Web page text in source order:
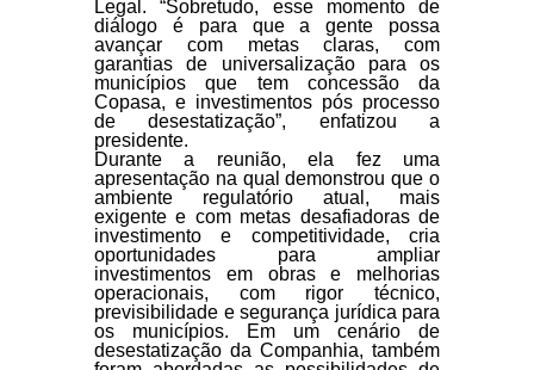
Legal. “Sobretudo, esse momento de
diálogo é para que a gente possa
avançar com metas claras, com
garantias de universalização para os
municípios que tem concessão da
Copasa, e investimentos pós processo
de desestatização”, enfatizou a
presidente.
Durante a reunião, ela fez uma
apresentação na qual demonstrou que o
ambiente regulatório atual, mais
exigente e com metas desafiadoras de
investimento e competitividade, cria
oportunidades para ampliar
investimentos em obras e melhorias
operacionais, com rigor técnico,
previsibilidade e segurança jurídica para
os municípios. Em um cenário de
desestatização da Companhia, também